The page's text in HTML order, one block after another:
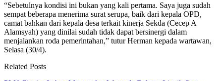
“Sebetulnya kondisi ini bukan yang kali pertama. Saya juga sudah
sempat beberapa menerima surat serupa, baik dari kepala OPD,
camat bahkan dari kepala desa terkait kinerja Sekda (Cecep A
Alamsyah) yang dinilai sudah tidak dapat bersinergi dalam
menjalankan roda pemerintahan,” tutur Herman kepada wartawan,
Selasa (30/4).
Related Posts